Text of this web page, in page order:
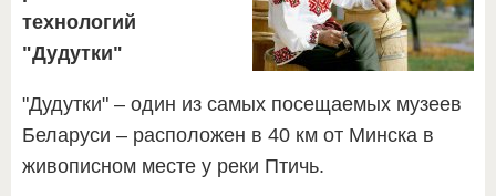
технологий
"Дудутки"
"Дудутки" – один из самых посещаемых музеев
Беларуси – расположен в 40 км от Минска в
живописном месте у реки Птичь.